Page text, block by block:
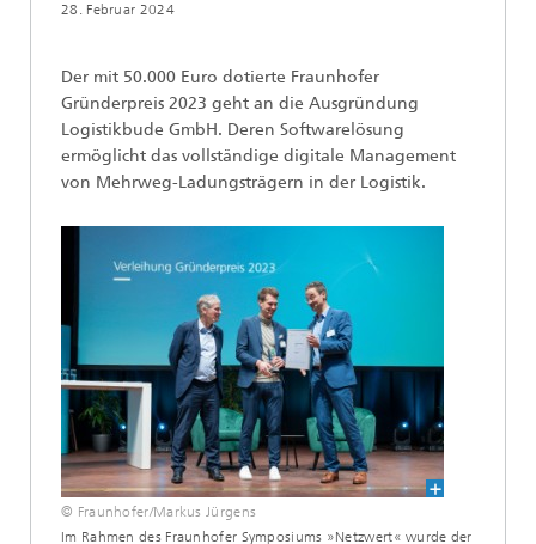
28. Februar 2024
Der mit 50.000 Euro dotierte Fraunhofer
Gründerpreis 2023 geht an die Ausgründung
Logistikbude GmbH. Deren Softwarelösung
ermöglicht das vollständige digitale Management
von Mehrweg-Ladungsträgern in der Logistik.
© Fraunhofer/Markus Jürgens
Im Rahmen des Fraunhofer Symposiums »Netzwert« wurde der